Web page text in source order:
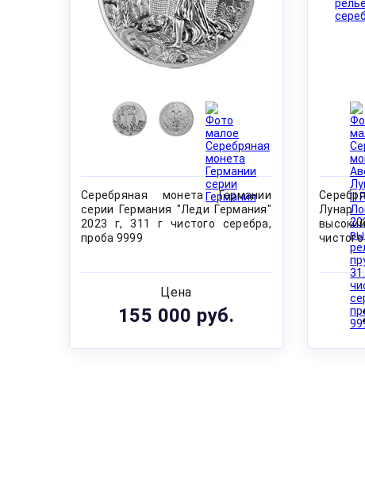
Серебряная монета Германии
серии Германия "Леди Германия"
2023 г, 311 г чистого серебра,
проба 9999
Цена
155 000 руб.
Лунар